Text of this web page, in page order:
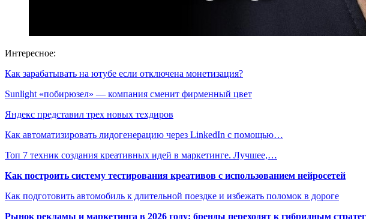
Интересное:
Как зарабатывать на ютубе если отключена монетизация?
Sunlight «побирюзел» — компания сменит фирменный цвет
Яндекс представил трех новых техдиров
Как автоматизировать лидогенерацию через LinkedIn с помощью…
Топ 7 техник создания креативных идей в маркетинге. Лучшее,…
Как построить систему тестирования креативов с использованием нейросетей
Как подготовить автомобиль к длительной поездке и избежать поломок в дороге
Рынок рекламы и маркетинга в 2026 году: бренды переходят к гибридным